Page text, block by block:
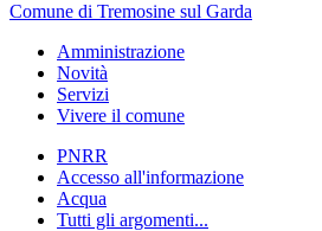
Comune di Tremosine sul Garda
Amministrazione
Novità
Servizi
Vivere il comune
PNRR
Accesso all'informazione
Acqua
Tutti gli argomenti...